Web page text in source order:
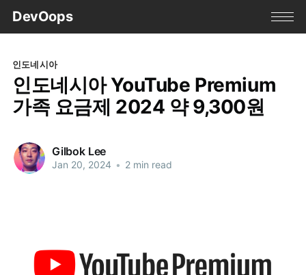
DevOops
인도네시아
인도네시아 YouTube Premium
가족 요금제 2024 약 9,300원
Gilbok Lee
Jan 20, 2024 • 2 min read